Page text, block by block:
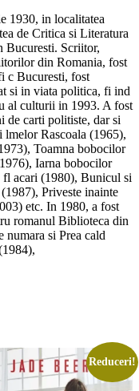
1930, in localitatea
de Critica si Literatura
Bucuresti. Scriitor,
din Romania, fost
c Bucuresti, fost
si in viata politica, fi ind
al culturii in 1993. A fost
de carti politiste, dar si
lmelor Rascoala (1965),
Toamna bobocilor
Iarna bobocilor
acari (1980), Bunicul si
Priveste inainte
etc. In 1980, a fost
romanul Biblioteca din
numara si Prea cald
Reduceri!